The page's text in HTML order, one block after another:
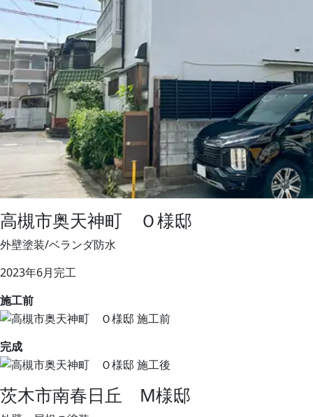
高槻市奥天神町 Ｏ様邸
外壁塗装/ベランダ防水
2023年6月完工
施工前
完成
茨木市南春日丘 М様邸